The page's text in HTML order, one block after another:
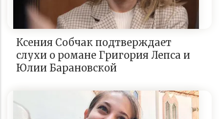
Ксения Собчак подтверждает
слухи о романе Григория Лепса и
Юлии Барановской